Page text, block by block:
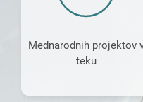
Mednarodnih projektov
teku